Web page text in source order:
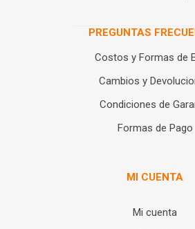
PREGUNTAS
Costos y Formas de
Cambios y
Condiciones de
Formas de Pago
MI CUENTA
Mi cuenta